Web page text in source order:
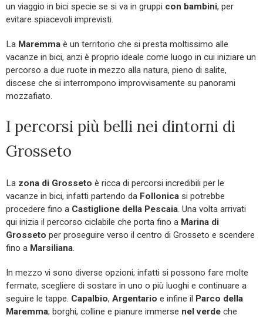
un viaggio in bici specie se si va in gruppi con bambini, per
evitare spiacevoli imprevisti.
La Maremma è un territorio che si presta moltissimo alle
vacanze in bici, anzi è proprio ideale come luogo in cui iniziare un
percorso a due ruote in mezzo alla natura, pieno di salite,
discese che si interrompono improvvisamente su panorami
mozzafiato.
I percorsi più belli nei dintorni di
Grosseto
La zona di Grosseto è ricca di percorsi incredibili per le
vacanze in bici, infatti partendo da Follonica si potrebbe
procedere fino a Castiglione della Pescaia. Una volta arrivati
qui inizia il percorso ciclabile che porta fino a Marina di
Grosseto per proseguire verso il centro di Grosseto e scendere
fino a Marsiliana.
In mezzo vi sono diverse opzioni; infatti si possono fare molte
fermate, scegliere di sostare in uno o più luoghi e continuare a
seguire le tappe. Capalbio, Argentario e infine il Parco della
Maremma; borghi, colline e pianure immerse nel verde che